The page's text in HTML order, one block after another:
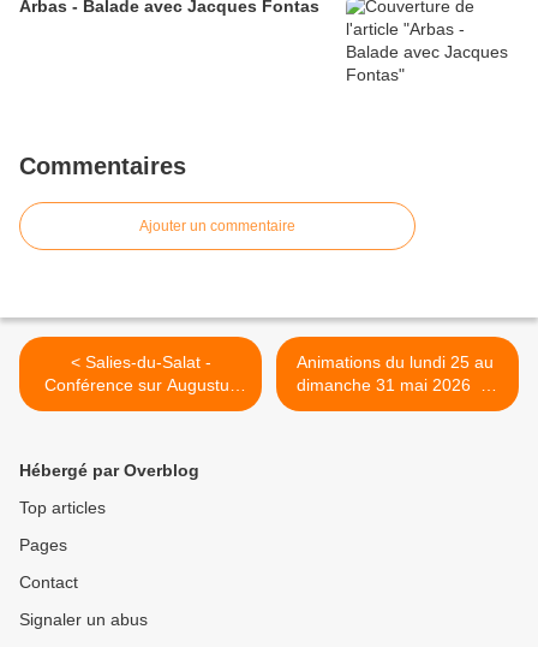
Arbas - Balade avec Jacques Fontas
Commentaires
Ajouter un commentaire
< Salies-du-Salat -
Conférence sur Augustus
Saint-Gaudens
Animations du lundi 25 au
dimanche 31 mai 2026 en
Cagire Garonne Salat >
Hébergé par Overblog
Top articles
Pages
Contact
Signaler un abus